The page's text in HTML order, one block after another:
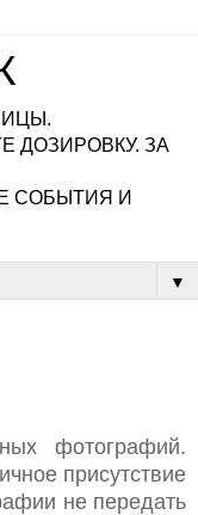
ДОЗИРОВКУ. ЗА
СОБЫТИЯ И
▼
фотографий.
присутствие
не передать